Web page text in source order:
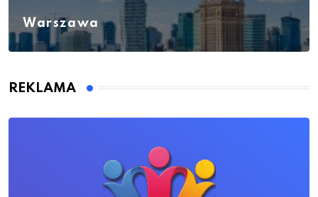
Warszawa
REKLAMA